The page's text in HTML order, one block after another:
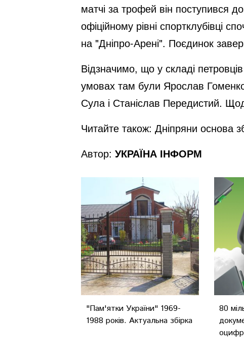
матчі за трофей він поступився
офіційному рівні спортклубівці
на "Дніпро-Арені". Поєдинок
Відзначимо, що у складі
умовах там були Ярослав
Сула і Станіслав Передистий.
Читайте також: Дніпряни основа
Автор: УКРАЇНА ІНФОРМ
"Пам'ятки України" 1969-
1988 років. Актуальна збірка
80